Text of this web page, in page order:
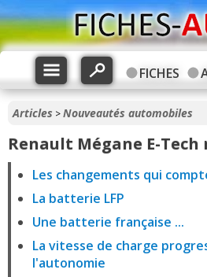
FICHES
Articles >Nouveautés automobiles
Renault Mégane E-Tech
Les changements qui
La batterie LFP
Une batterie française ...
La vitesse de charge
l'autonomie